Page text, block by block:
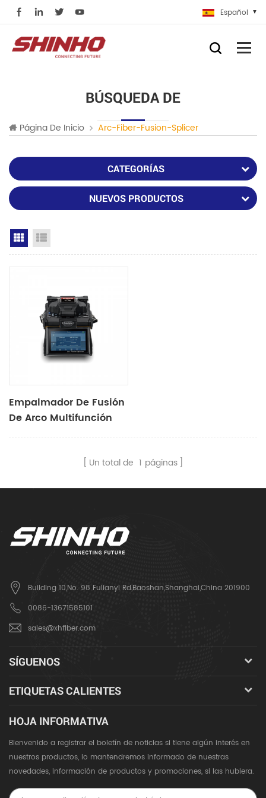
Español
BÚSQUEDA DE
Página De Inicio Arc-Fiber-Fusion-Splicer
CATEGORÍAS
NUEVOS PRODUCTOS
Grid View
Empalmador De Fusión
De Arco Multifunción
Robusto S16
Un total de 1 páginas
Building 10,No. 98 Fulianyi Rd,Baoshan,Shanghai,China 201900
0086-13671585101
sales@xhfiber.com
SÍGUENOS
ETIQUETAS CALIENTES
HOJA INFORMATIVA
Bienvenido a registrar el boletín de noticias si tiene algún interés en
nuestros productos, lo mantendremos informado de nuestras
novedades, información de productos y promociones, si las hubiera.